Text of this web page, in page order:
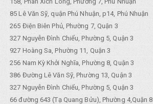
85 Lê Văn Sỹ, quận Phú Nhuận, p14, Phú Nhuận
265 Điện Biên Phủ, Phường 7, Quận 3
327 Nguyễn Đình Chiểu, Phường 5, Quận 3
927 Hoàng Sa, Phường 11, Quận 3
256 Nam Kỳ Khởi Nghĩa, Phường 8, Quận 3
386 Đường Lê Văn Sỹ, Phường 13, Quận 3
327 Nguyễn Đình Chiểu, Phường 5, Quận 3
66 đường 643 (Tạ Quang Bửu), Phường 4,Quận 8